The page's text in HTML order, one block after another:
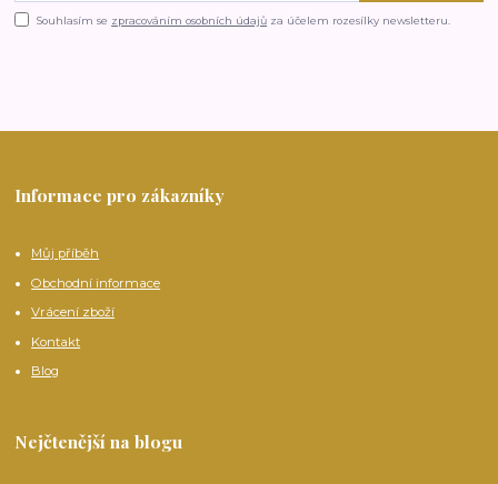
Souhlasím se zpracováním osobních údajů za účelem rozesílky newsletteru.
Informace pro zákazníky
Můj příběh
Obchodní informace
Vrácení zboží
Kontakt
Blog
Nejčtenější na blogu